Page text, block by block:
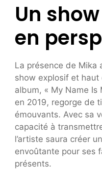
Un
en
La présence de Mika
show explosif et haut
album, « My Name Is
en 2019, regorge de
émouvants. Avec sa
capacité à
l’artiste saura créer
envoûtante pour ses
présents.